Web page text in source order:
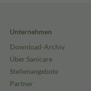
Unternehmen
Download-Archiv
Über Sanicare
Stellenangebote
Partner